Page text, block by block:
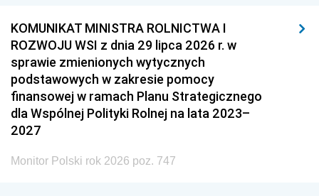
KOMUNIKAT MINISTRA ROLNICTWA I
ROZWOJU WSI z dnia 29 lipca 2026 r. w
sprawie zmienionych wytycznych
podstawowych w zakresie pomocy
finansowej w ramach Planu Strategicznego
dla Wspólnej Polityki Rolnej na lata 2023–
2027
Monitor Polski rok 2026 poz. 747